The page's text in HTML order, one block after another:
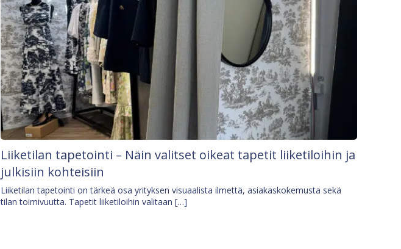
Liiketilan tapetointi – Näin valitset oikeat tapetit liiketiloihin ja
julkisiin kohteisiin
Liiketilan tapetointi on tärkeä osa yrityksen visuaalista ilmettä, asiakaskokemusta sekä
tilan toimivuutta. Tapetit liiketiloihin valitaan […]